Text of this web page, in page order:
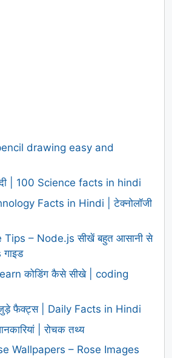
drawing easy and
| 100 Science facts in hindi
Facts in Hindi | टेक्नोलॉजी
– Node.js सीखें बहुत आसानी से
कोडिंग कैसे सीखे | coding
फैक्ट्स | Daily Facts in Hindi
| रोचक तथ्य
Wallpapers – Rose Images